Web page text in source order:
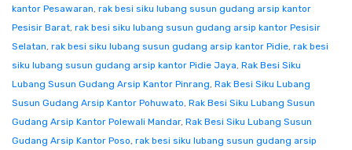
kantor Pesawaran, rak besi siku lubang susun gudang arsip kantor
Pesisir Barat, rak besi siku lubang susun gudang arsip kantor Pesisir
Selatan, rak besi siku lubang susun gudang arsip kantor Pidie, rak besi
siku lubang susun gudang arsip kantor Pidie Jaya, Rak Besi Siku
Lubang Susun Gudang Arsip Kantor Pinrang, Rak Besi Siku Lubang
Susun Gudang Arsip Kantor Pohuwato, Rak Besi Siku Lubang Susun
Gudang Arsip Kantor Polewali Mandar, Rak Besi Siku Lubang Susun
Gudang Arsip Kantor Poso, rak besi siku lubang susun gudang arsip